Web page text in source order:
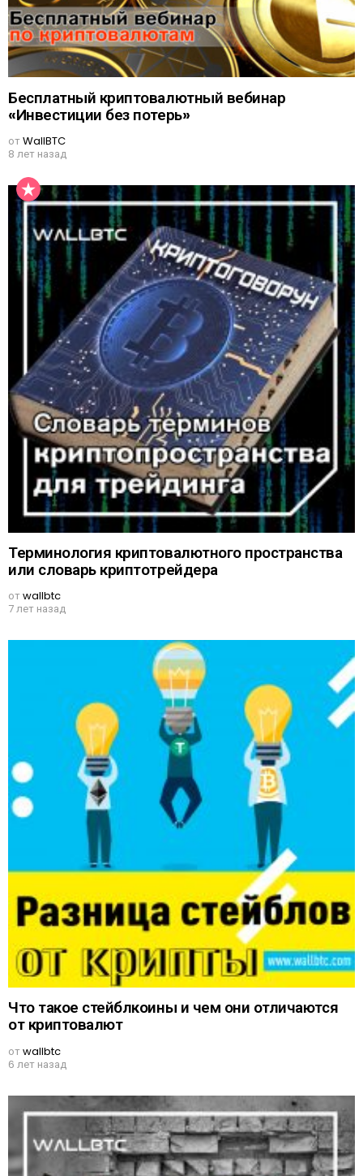
Бесплатный криптовалютный вебинар
«Инвестиции без потерь»
отWallBTC
8 лет назад
Терминология криптовалютного пространства
или словарь криптотрейдера
отwallbtc
7 лет назад
Что такое стейблкоины и чем они отличаются
от криптовалют
отwallbtc
6 лет назад